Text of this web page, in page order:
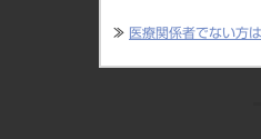
≫ 医療関係者でない方